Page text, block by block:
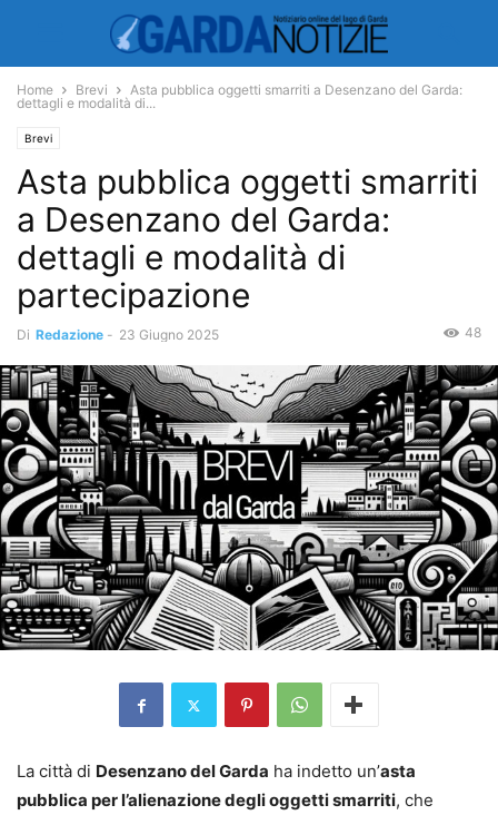
Home Brevi
Asta pubblica oggetti smarriti a Desenzano del Garda:
dettagli e modalità di...
Brevi
Asta pubblica oggetti smarriti
a Desenzano del Garda:
dettagli e modalità di
partecipazione
Di Redazione - 23 Giugno 2025 48
La città di Desenzano del Garda ha indetto un’asta
pubblica per l’alienazione degli oggetti smarriti, che